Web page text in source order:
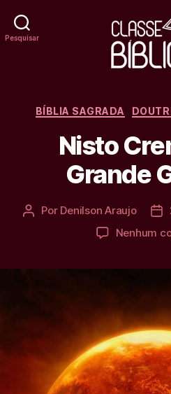
Pesquisar
BÍBLIA SAGRADA
Nisto
Grande
Autor
Por Denilson Araujo
Nenhum